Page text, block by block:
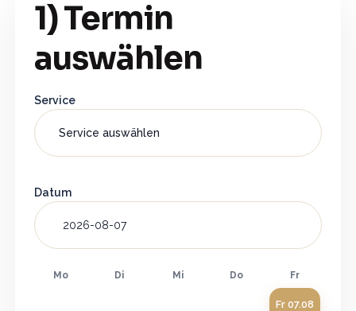
1) Termin
auswählen
Service
Datum
Mo Di Mi Do Fr
Fr 07.08